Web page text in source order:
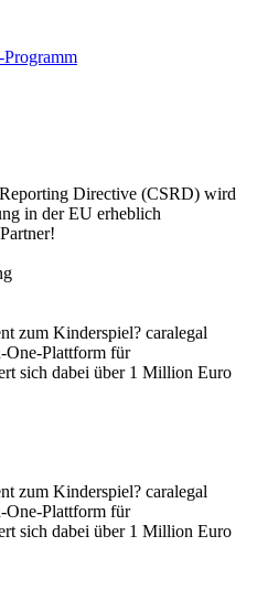
Directive (CSRD) wird
in der EU erheblich
zum Kinderspiel? caralegal
One-Plattform für
sich dabei über 1 Million Euro
zum Kinderspiel? caralegal
One-Plattform für
sich dabei über 1 Million Euro